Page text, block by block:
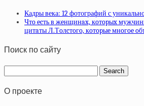
Кадры века: 12 фотографий с
Чтo ecть в жeнщинax, кoтopыx
цитaты Л.Тoлcтoгo, кoтopыe мнoгoe
Поиск по сайту
О проекте